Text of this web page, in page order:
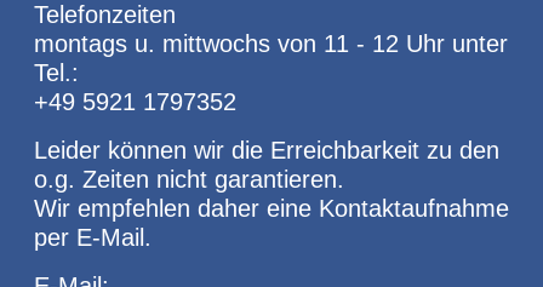
Telefonzeiten
montags u. mittwochs von 11 - 12 Uhr unter
Tel.:
+49 5921 1797352
Leider können wir die Erreichbarkeit zu den
o.g. Zeiten nicht garantieren.
Wir empfehlen daher eine Kontaktaufnahme
per E-Mail.